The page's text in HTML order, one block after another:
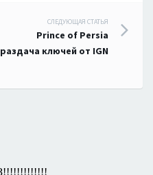
СЛЕДУЮЩАЯ СТАТЬЯ
Prince of Persia
раздача ключей от IGN